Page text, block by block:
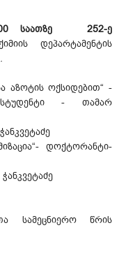
საათზე 252-ე
დეპარტამენტის
აზოტის ოქსიდებით“ -
სტუდენტი - თამარ
დოქტორანტი-
სამეცნიერო წრის